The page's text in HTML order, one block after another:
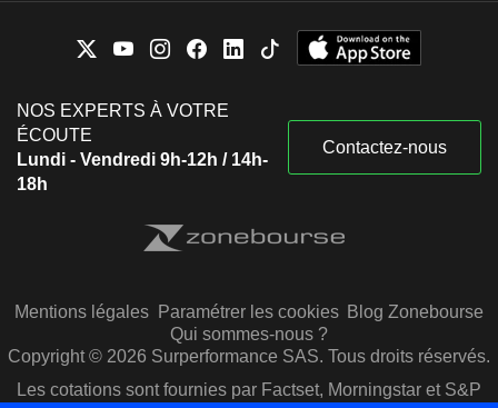
NOS EXPERTS À VOTRE
ÉCOUTE
Lundi - Vendredi 9h-12h / 14h-
18h
Contactez-nous
Mentions légales Paramétrer les cookies Blog Zonebourse
Qui sommes-nous ?
Copyright © 2026 Surperformance SAS. Tous droits réservés.
Les cotations sont fournies par Factset, Morningstar et S&P